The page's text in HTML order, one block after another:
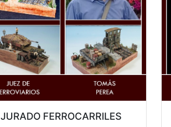
JURADO FERROCARRILES